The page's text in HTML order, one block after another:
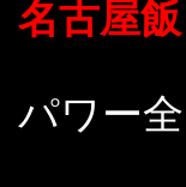
名古屋飯
パワー